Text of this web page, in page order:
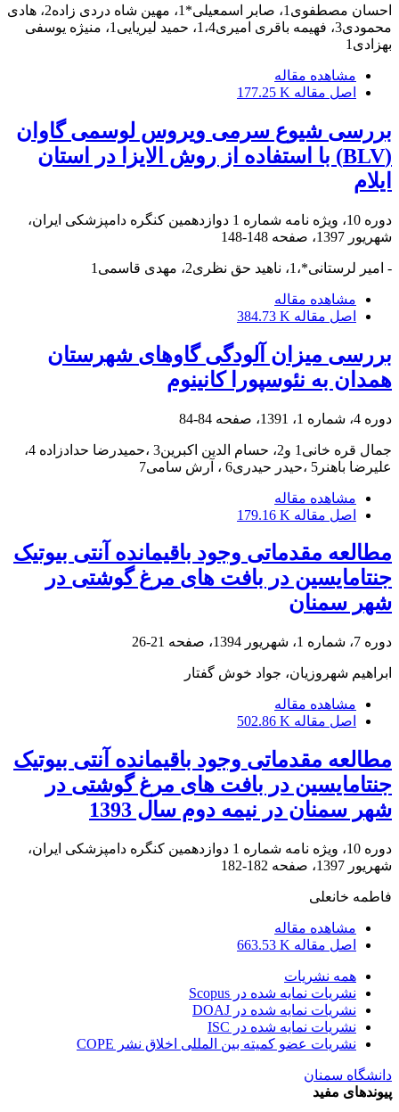
احسان مصطفوی1، صابر اسمعیلی*1، مهین شاه دردی زاده2، هادی
محمودی3، فهیمه باقری امیری1،4، حمید لیریایی1، منیژه یوسفی
بهزادی1
مشاهده مقاله
اصل مقاله 177.25 K
بررسی شیوع سرمی ویروس لوسمی گاوان
(BLV) با استفاده از روش الایزا در استان
ایلام
دوره 10، ویژه نامه شماره 1 دوازدهمین کنگره دامپزشکی ایران،
شهریور 1397، صفحه
148-148
- امیر لرستانی*،1، ناهید حق نظری2، مهدی قاسمی1
مشاهده مقاله
اصل مقاله 384.73 K
بررسی میزان آلودگی گاوهای شهرستان
همدان به نئوسپورا کانینوم
دوره 4، شماره 1، 1391، صفحه 84-84
جمال قره خانی1 و2، حسام الدین اکبرین3 ،حمیدرضا حدادزاده 4،
علیرضا باهنر5 ،حیدر حیدری6 ، آرش سامی7
مشاهده مقاله
اصل مقاله 179.16 K
مطالعه مقدماتی وجود باقیمانده آنتی بیوتیک
جنتامایسین در بافت های مرغ گوشتی در
شهر سمنان
دوره 7، شماره 1، شهریور 1394، صفحه 21-26
ابراهیم شهروزیان، جواد خوش گفتار
مشاهده مقاله
اصل مقاله 502.86 K
مطالعه مقدماتی وجود باقیمانده آنتی بیوتیک
جنتامایسین در بافت های مرغ گوشتی در
شهر سمنان در نیمه دوم سال 1393
دوره 10، ویژه نامه شماره 1 دوازدهمین کنگره دامپزشکی ایران،
شهریور 1397، صفحه
182-182
فاطمه خانعلی
مشاهده مقاله
اصل مقاله 663.53 K
همه نشریات
نشریات نمایه شده در Scopus
نشریات نمایه شده در DOAJ
نشریات نمایه شده در ISC
نشریات عضو کمیته بین المللی اخلاق نشر COPE
دانشگاه سمنان
پیوندهای مفید